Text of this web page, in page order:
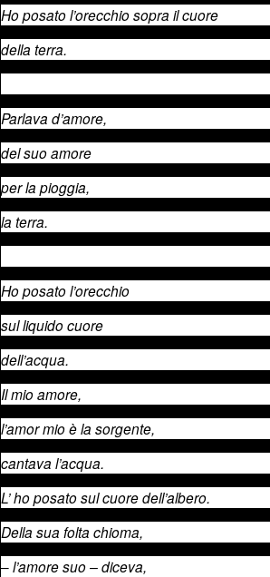
Ho posato l’orecchio sopra il cuore
della terra.
Parlava d’amore,
del suo amore
per la pioggia,
la terra.
Ho posato l’orecchio
sul liquido cuore
dell’acqua.
Il mio amore,
l’amor mio è la sorgente,
cantava l’acqua.
L’ ho posato sul cuore dell’albero.
Della sua folta chioma,
– l’amore suo – diceva,